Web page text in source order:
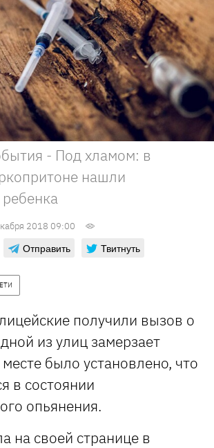
- Под хламом: в
нашли
2018 09:00
Отправить Твитнуть
получили вызов о
из улиц замерзает
было установлено, что
в состоянии
опьянения.
на своей странице в